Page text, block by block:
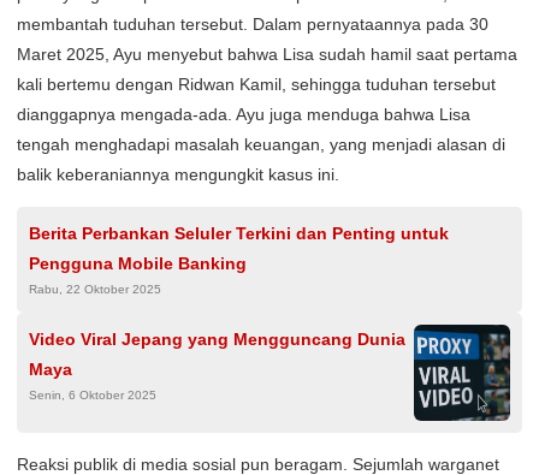
membantah tuduhan tersebut. Dalam pernyataannya pada 30
Maret 2025, Ayu menyebut bahwa Lisa sudah hamil saat pertama
kali bertemu dengan Ridwan Kamil, sehingga tuduhan tersebut
dianggapnya mengada-ada. Ayu juga menduga bahwa Lisa
tengah menghadapi masalah keuangan, yang menjadi alasan di
balik keberaniannya mengungkit kasus ini.
Berita Perbankan Seluler Terkini dan Penting untuk
Pengguna Mobile Banking
Rabu, 22 Oktober 2025
Video Viral Jepang yang Mengguncang Dunia
Maya
Senin, 6 Oktober 2025
Reaksi publik di media sosial pun beragam. Sejumlah warganet